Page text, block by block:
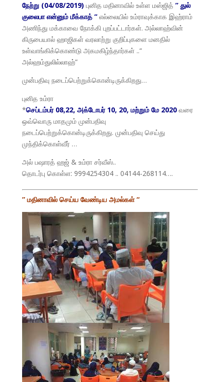
நேற்று (04/08/2019) புனித மதினாவில் உள்ள மஸ்ஜித் ” துல்
குலைபா என்னும் மீக்காத் “எல்லையில் உம்ராவுக்காக இஹ்ராம்
அணிந்து மக்காவை நோக்கி புறப்பட்டார்கள். அல்லாஹ்வின்
கிருபையால் ஹாஜிகள் வரலாற்று குறிப்புகளை மனதில்
உள்வாங்கிக்கொண்டு அகமகிழ்ந்தார்கள் ..“
அல்ஹம்துலில்லாஹ்”
முன்பதிவு நடைப்பெற்றுக்கொன்டிருக்கிறது…
புனித உம்ரா
*செப்டம்பர் 08,22, அக்டோபர் 10, 20, மற்றும் மே 2020வரை
ஒவ்வொரு மாதமும் முன்பதிவு
நடைப்பெற்றுக்கொன்டிருக்கிறது. முன்பதிவு செய்து
முந்திக்கொள்வீர் …
அல் பஷாரத் ஹஜ் & உம்ரா சர்வீஸ்..
தொடர்பு கொள்ள: 9994254304 .. 04144-268114….
” மதினாவில் செய்ய வேண்டிய அமல்கள் “